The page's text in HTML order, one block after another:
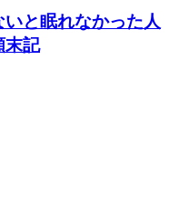
と眠れなかった人
末記